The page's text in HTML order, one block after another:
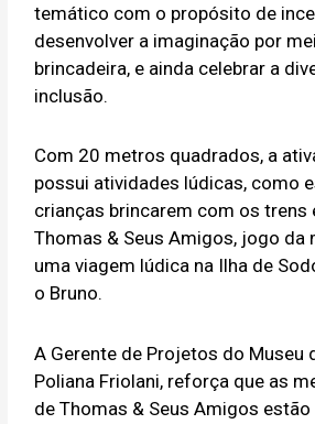
temático com o propósito de
desenvolver a imaginação por
brincadeira, e ainda celebrar a
inclusão.
Com 20 metros quadrados, a
possui atividades lúdicas, como
crianças brincarem com os trens
Thomas & Seus Amigos, jogo da
uma viagem lúdica na Ilha de
o Bruno.
A Gerente de Projetos do Museu
Poliana Friolani, reforça que as
de Thomas & Seus Amigos